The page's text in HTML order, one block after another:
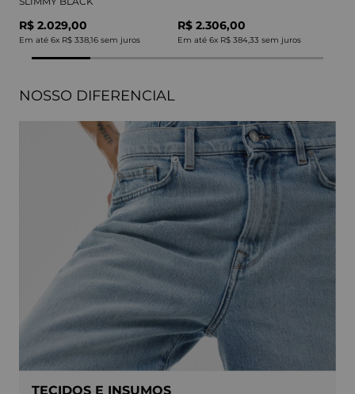
R$ 2.029,00
Em até 6x R$ 338,16 sem juros
R$ 2.306,00
Em até 6x R$ 384,33 sem juros
NOSSO DIFERENCIAL
TECIDOS E INSUMOS